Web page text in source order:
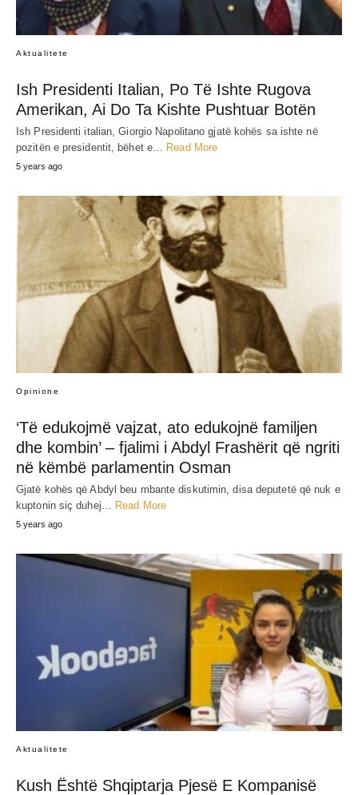
Aktualitete
Ish Presidenti Italian, Po Të Ishte Rugova
Amerikan, Ai Do Ta Kishte Pushtuar Botën
Ish Presidenti italian, Giorgio Napolitano gjatë kohës sa ishte në
pozitën e presidentit, bëhet e… Read More
5 years ago
Opinione
‘Të edukojmë vajzat, ato edukojnë familjen
dhe kombin’ – fjalimi i Abdyl Frashërit që ngriti
në këmbë parlamentin Osman
Gjatë kohës që Abdyl beu mbante diskutimin, disa deputetë që nuk e
kuptonin siç duhej…
Read More
5 years ago
Aktualitete
Kush Është Shqiptarja Pjesë E Kompanisë